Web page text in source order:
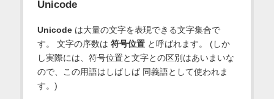
Unicode
Unicodeは大量の文字を表現できる文字集合で
す。 文字の序数は 符号位置と呼ばれます。 (しか
し実際には、符号位置と文字との区別はあいまいな
ので、この用語はしばしば 同義語として使われま
す。)